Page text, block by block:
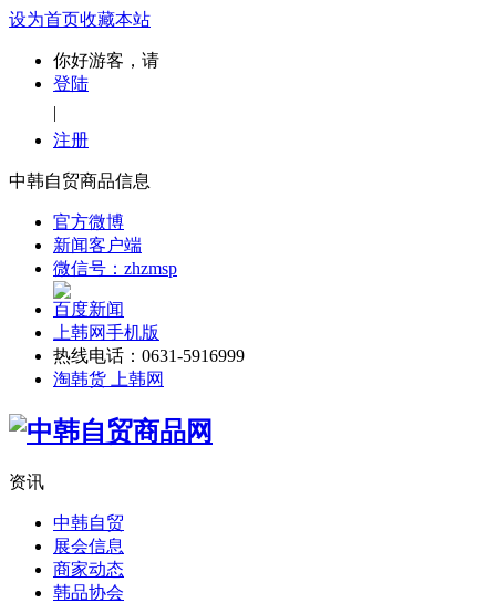
设为首页收藏本站
你好游客，请
登陆
|
注册
中韩自贸商品信息
官方微博
新闻客户端
微信号：zhzmsp
百度新闻
上韩网手机版
热线电话：0631-5916999
淘韩货 上韩网
资讯
中韩自贸
展会信息
商家动态
韩品协会